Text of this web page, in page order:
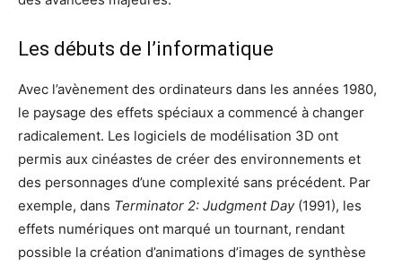
Les débuts de l’informatique
Avec l’avènement des ordinateurs dans les années 1980,
le paysage des effets spéciaux a commencé à changer
radicalement. Les logiciels de modélisation 3D ont
permis aux cinéastes de créer des environnements et
des personnages d’une complexité sans précédent. Par
exemple, dans Terminator 2: Judgment Day(1991), les
effets numériques ont marqué un tournant, rendant
possible la création d’animations d’images de synthèse